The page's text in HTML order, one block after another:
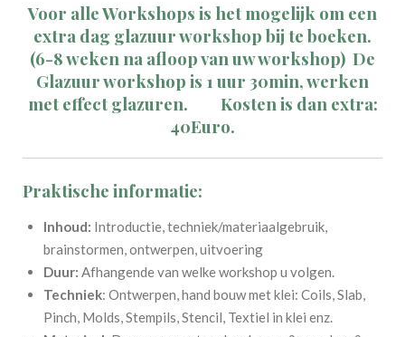
Voor alle Workshops is het mogelijk om een
extra dag glazuur workshop bij te boeken.
(6-8 weken na afloop van uw workshop) De
Glazuur workshop is 1 uur 30min, werken
met effect glazuren. Kosten is dan extra:
40Euro.
Praktische informatie:
Inhoud: Introductie, techniek/materiaalgebruik,
brainstormen, ontwerpen, uitvoering
Duur: Afhangende van welke workshop u volgen.
Techniek: Ontwerpen, hand bouw met klei: Coils, Slab,
Pinch, Molds, Stempils, Stencil, Textiel in klei enz.